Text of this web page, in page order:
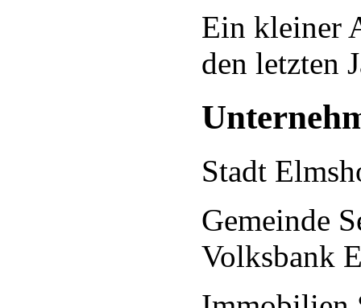
Ein kleiner
den letzten
Stadt
Gemeinde
Volksbank